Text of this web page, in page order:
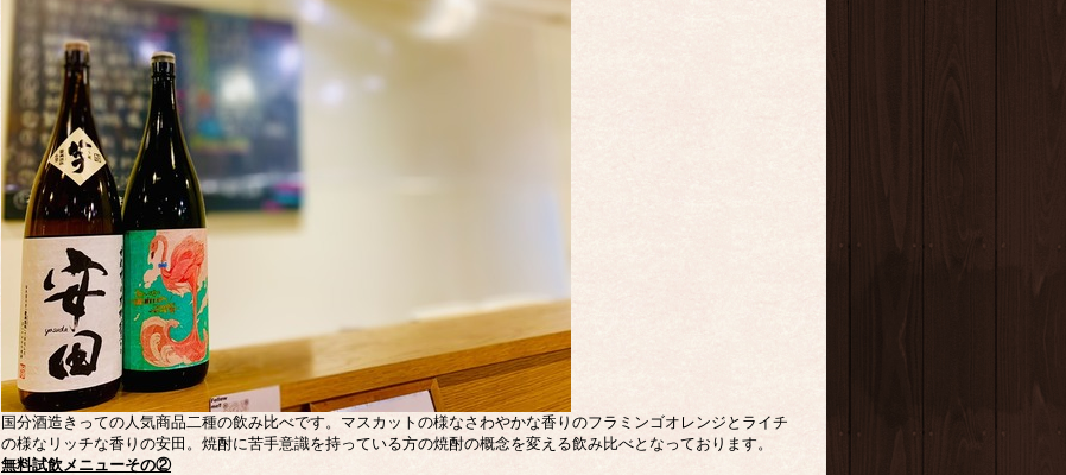
国分酒造きっての人気商品二種の飲み比べです。マスカットの様なさわやかな香りのフラミンゴオレンジとライチ
の様なリッチな香りの安田。焼酎に苦手意識を持っている方の焼酎の概念を変える飲み比べとなっております。
無料試飲メニューその②